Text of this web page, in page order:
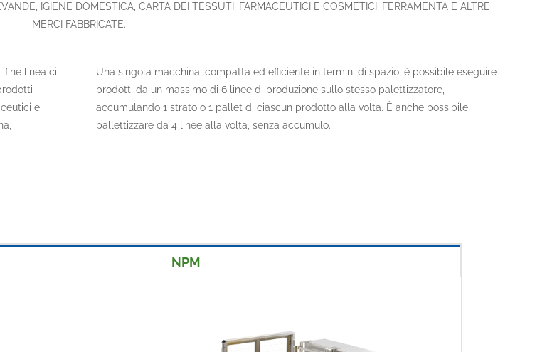
IGIENE DOMESTICA, CARTA DEI TESSUTI, FARMACEUTICI E COSMETICI, FERRAMENTA E ALTRE
MERCI FABBRICATE.
fine linea ci
e
Una singola macchina, compatta ed efficiente in termini di spazio, è possibile eseguire
prodotti da un massimo di 6 linee di produzione sullo stesso palettizzatore,
accumulando 1 strato o 1 pallet di ciascun prodotto alla volta. È anche possibile
pallettizzare da 4 linee alla volta, senza accumulo.
NPM